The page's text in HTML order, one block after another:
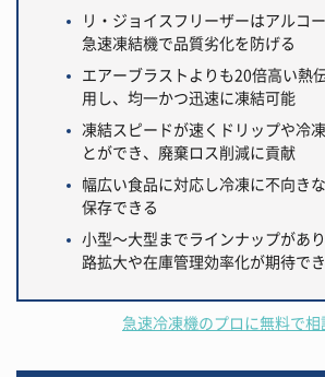
リ・ジョイスフリーザーはアルコ
急速凍結機で品質劣化を防げる
エアーブラストよりも20倍高い熱
用し、均一かつ迅速に凍結可能
凍結スピードが速くドリップや冷
とができ、廃棄ロス削減に貢献
幅広い食品に対応し冷凍に不向き
保存できる
小型～大型までラインナップがあ
路拡大や在庫管理効率化が期待で
急速冷凍機のプロに無料で相